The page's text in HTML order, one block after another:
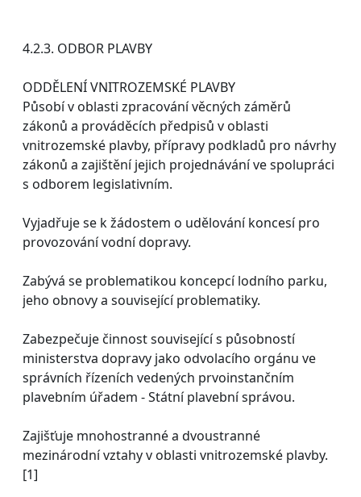
4.2.3. ODBOR PLAVBY
ODDĚLENÍ VNITROZEMSKÉ PLAVBY
Působí v oblasti zpracování věcných záměrů
zákonů a prováděcích předpisů v oblasti
vnitrozemské plavby, přípravy podkladů pro návrhy
zákonů a zajištění jejich projednávání ve spolupráci
s odborem legislativním.
Vyjadřuje se k žádostem o udělování koncesí pro
provozování vodní dopravy.
Zabývá se problematikou koncepcí lodního parku,
jeho obnovy a související problematiky.
Zabezpečuje činnost související s působností
ministerstva dopravy jako odvolacího orgánu ve
správních řízeních vedených prvoinstančním
plavebním úřadem - Státní plavební správou.
Zajišťuje mnohostranné a dvoustranné
mezinárodní vztahy v oblasti vnitrozemské plavby.
[1]